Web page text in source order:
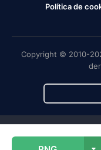
Política de
Copyright © 2010-